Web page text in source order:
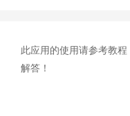
此应用的使用请参考教程
解答！